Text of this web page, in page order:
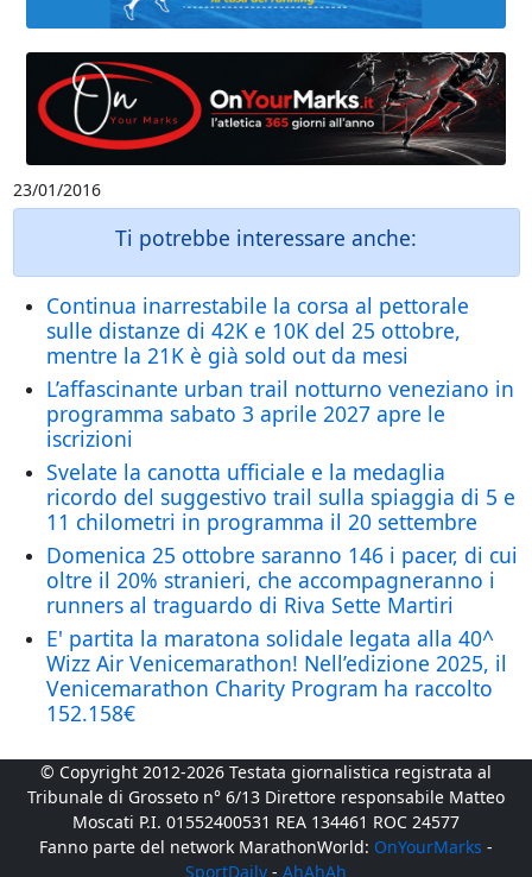
23/01/2016
Ti potrebbe interessare anche:
Continua inarrestabile la corsa al pettorale
sulle distanze di 42K e 10K del 25 ottobre,
mentre la 21K è già sold out da mesi
L’affascinante urban trail notturno veneziano in
programma sabato 3 aprile 2027 apre le
iscrizioni
Svelate la canotta ufficiale e la medaglia
ricordo del suggestivo trail sulla spiaggia di 5 e
11 chilometri in programma il 20 settembre
Domenica 25 ottobre saranno 146 i pacer, di cui
oltre il 20% stranieri, che accompagneranno i
runners al traguardo di Riva Sette Martiri
E' partita la maratona solidale legata alla 40^
Wizz Air Venicemarathon! Nell’edizione 2025, il
Venicemarathon Charity Program ha raccolto
152.158€
© Copyright 2012-2026 Testata giornalistica registrata al
Tribunale di Grosseto n° 6/13 Direttore responsabile Matteo
Moscati P.I. 01552400531 REA 134461 ROC 24577
Fanno parte del network MarathonWorld: OnYourMarks -
SportDaily - AhAhAh